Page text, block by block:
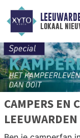
lokaal
CAMPERS EN
LEEUWARDEN